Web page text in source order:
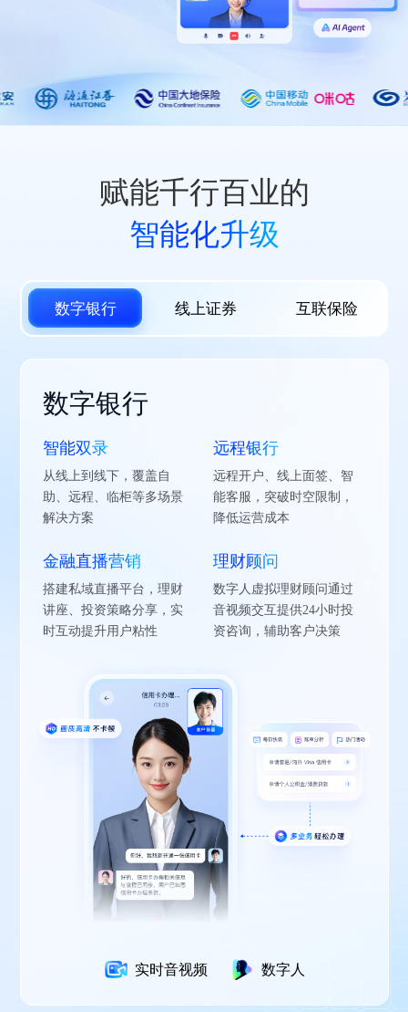
赋能千行百业的
智能化升级
数字银行 线上证券 互联保险
数字银行
智能双录
从线上到线下，覆盖自
助、远程、临柜等多场景
解决方案
远程银行
远程开户、线上面签、智
能客服，突破时空限制，
降低运营成本
金融直播营销
搭建私域直播平台，理财
讲座、投资策略分享，实
时互动提升用户粘性
理财顾问
数字人虚拟理财顾问通过
音视频交互提供24小时投
资咨询，辅助客户决策
实时音视频 数字人
线上证券
多模态开户
支持单向/双向视频、数字
人引导开户，融合AI身份
识别与音视频回溯技术
远程投顾协作
通过屏幕共享、白板互动
等功能，为客户提供在线
行情分析
线上开户
基于实时音视频RTC技术，
实现全流程线上化，保障
合规，提升用户体验
智能研报解读
AI数字人辅助分析核心数
据，通过音视频形式辅助
投资者快速获取关键信息
实时音视频 数字人
互联保险
远程定损理赔
出险人视频连线定损员，
实时传输现场影像，减少
人工勘查成本
私域精准营销
基于用户画像通过音视频
推送个性化产品讲解，提
升高净值客户转化效率
销售双录管理
覆盖投保、车险等场景，
通过远程音视频双录规范
销售话术，降低合规风险
智能核保咨询
AI助手在线答疑，结合RTC
技术实时调取医疗数据辅
助预核保
实时音视频 数字人
消费金融
信贷双录审核
贷款人视频连线审核员完
成身份验证、条款确认，
全程加密录制
远程签约授信
通过视频面签、资料上传
自动化，实现信贷申请、
额度审批全流程线上化
自助提额服务
通过AI引导录制资产证
明、收入流水等材料，系
统自动结构化分析数据
逾期智能催收
智能客服通过音视频话术
库进行合规催收，降低催
收压力，提升回款率
实时音视频 AI Agent
办公协作
视频会议
通过实时音视频、文件共
享、互动白板等功能，实
现高效远程开会协作
企业培训
直播授课、课程回放、考
试测评一体化服务，支持
万人同时在线学习
在线面试
面试者通过线上链接快速
进入面试间，以屏幕共享
等方式展示自己的简历
活动直播
针对企业组织的产品发布
会、企业年会等，进行直
播，亿人观看直播不卡顿
实时音视频
远程医疗
远程会诊
名医专家远程会诊，视频
共享病例，针对疑难杂
症，在线讨论治疗方案
视频急救
现场人员连线急诊医生，
获取实时急救指导，同步
录制操作保障医患和谐
教学培训
支持手术直播、护理实操
等场景，实时问答与考核
功能，满足医疗培训需求
健康管家
AI虚拟医生提供24小时症
状自查、报告解读服务，
RTC技术对接电子病历
实时音视频 AI Agent
智慧教育
远程教学
实时音视频RTC实现了线上
线下混合教学，教师和学
生远程同步互动
AI 教师
现场人员连线急诊医生，
获取实时急救指导，同步
录制操作保障医患和谐
跨境学术研讨
支持多语言实时翻译的音
视频会议，连接全球高校
开展文化交流活动
AI 学习助手
AI学习助手为学生定制学
习计划，通过音视频互动
激发学生自主学习兴趣
实时音视频 AI Agent
数字政务
应急指挥
搭建可视化指挥中心，整
合现场音视频画面与数
据，实现多部门快速联动
远程庭审
支持远程提审犯罪嫌疑
人、证人在线质证，音视
频证据链加密存储
线上政务
在社保、税务、户籍等场
景中，通过视频连线完成
身份核验、材料审核
政务助手
AI政务助手动态解读最新
政策，方言识别与多模态
交互，精准触达基层群众
实时音视频 AI Agent